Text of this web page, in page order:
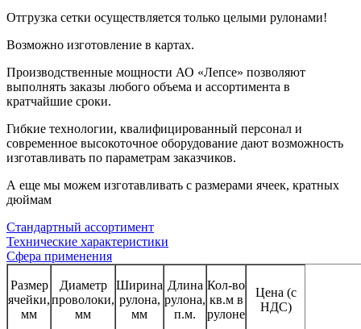
Отгрузка сетки осуществляется только целыми рулонами!
Возможно изготовление в картах.
Производственные мощности АО «Лепсе» позволяют
выполнять заказы любого объема и ассортимента в
кратчайшие сроки.
Гибкие технологии, квалифицированный персонал и
современное высокоточное оборудование дают возможность
изготавливать по параметрам заказчиков.
А еще мы можем изготавливать с размерами ячеек, кратных
дюймам
Стандартный ассортимент
Технические характеристики
Сфера применения
Размер
ячейки,
мм
Диаметр
проволоки,
мм
Ширина
рулона,
мм
Длина
рулона,
п.м.
Кол-во
кв.м в
рулоне
Цена (с
НДС)